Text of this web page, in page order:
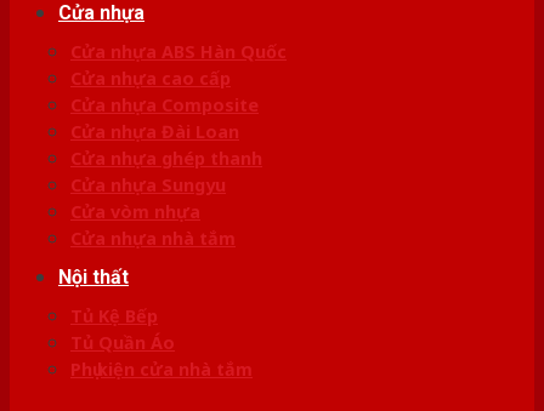
Cửa nhựa
Cửa nhựa ABS Hàn Quốc
Cửa nhựa cao cấp
Cửa nhựa Composite
Cửa nhựa Đài Loan
Cửa nhựa ghép thanh
Cửa nhựa Sungyu
Cửa vòm nhựa
Cửa nhựa nhà tắm
Nội thất
Tủ Kệ Bếp
Tủ Quần Áo
Phụ kiện cửa nhà tắm